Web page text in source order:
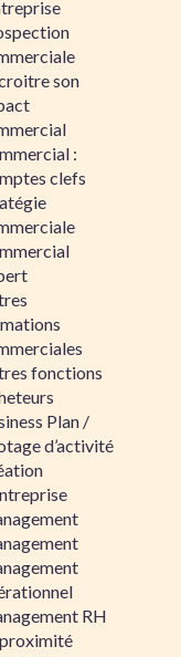
son
:
clefs
fonctions
Plan /
d’activité
RH